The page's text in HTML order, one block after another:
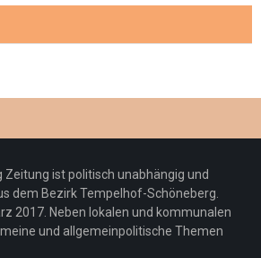
Redaktion 23. Juli 2026
London mit Summer Sale und
neuer Kollektion
Redaktion 19. Juli 2026
der Honig? – Neue EU-
Regeln gelten 14. Juni
ist politisch unabhängig und
dem Bezirk Tempelhof-Schöneberg.
2017. Neben lokalen und kommunalen
und allgemeinpolitische Themen